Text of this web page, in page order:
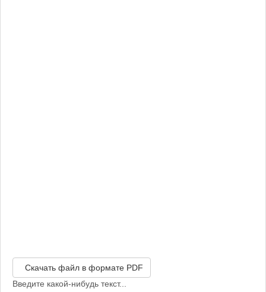
Скачать файл в формате PDF
Введите какой-нибудь текст...